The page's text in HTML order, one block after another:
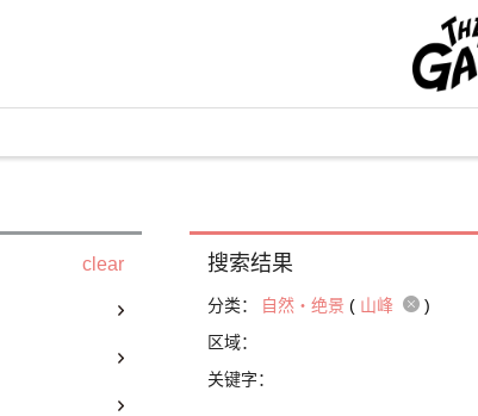
clear 搜索结果
分类： 自然・绝景 ( 山峰
)
区域：
关键字：